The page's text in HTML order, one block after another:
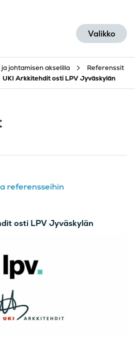
Valikko
ja johtamisen akselilla
Referenssit
UKI Arkkitehdit osti LPV Jyväskylän
referensseihin
osti LPV Jyväskylän